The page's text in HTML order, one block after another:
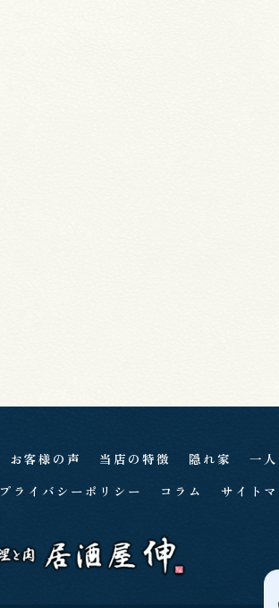
お客様の声 当店の特徴 隠れ家 一人
プライバシーポリシー コラム サイト